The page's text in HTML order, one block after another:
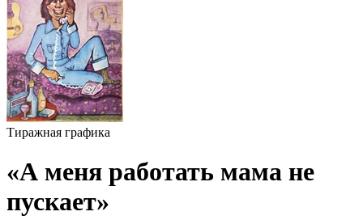
Тиражная графика
«А меня работать мама не
пускает»